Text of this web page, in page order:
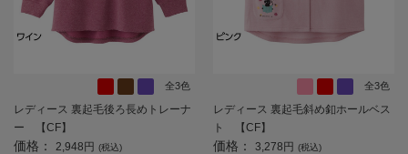
全3色
レディース 裏起毛後ろ長めトレーナ
ー 【CF】
価格： 2,948円 (税込)
全3色
レディース 裏起毛斜め釦ホールベス
ト 【CF】
価格： 3,278円 (税込)